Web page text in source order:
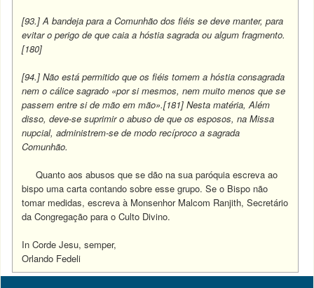
[93.] A bandeja para a Comunhão dos fiéis se deve manter, para
evitar o perigo de que caia a hóstia sagrada ou algum fragmento.
[180]
[94.] Não está permitido que os fiéis tomem a hóstia consagrada
nem o cálice sagrado «por si mesmos, nem muito menos que se
passem entre si de mão em mão».[181] Nesta matéria, Além
disso, deve-se suprimir o abuso de que os esposos, na Missa
nupcial, administrem-se de modo recíproco a sagrada
Comunhão.
Quanto aos abusos que se dão na sua paróquia escreva ao
bispo uma carta contando sobre esse grupo. Se o Bispo não
tomar medidas, escreva à Monsenhor Malcom Ranjith, Secretário
da Congregação para o Culto Divino.
In Corde Jesu, semper,
Orlando Fedeli